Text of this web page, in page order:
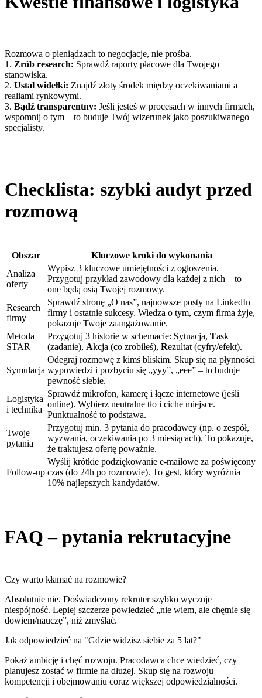
Rozmowa o pieniądzach to negocjacje, nie prośba.
1. Zrób research: Sprawdź raporty płacowe dla Twojego
stanowiska.
2. Ustal widełki: Znajdź złoty środek między oczekiwaniami a
realiami rynkowymi.
3. Bądź transparentny: Jeśli jesteś w procesach w innych firmach,
wspomnij o tym – to buduje Twój wizerunek jako poszukiwanego
specjalisty.
Checklista: szybki audyt przed
rozmową
Obszar
Kluczowe kroki do wykonania
Analiza
oferty
Wypisz 3 kluczowe umiejętności z ogłoszenia.
Przygotuj przykład zawodowy dla każdej z nich – to
one będą osią Twojej rozmowy.
Research
firmy
Sprawdź stronę „O nas”, najnowsze posty na LinkedIn
firmy i ostatnie sukcesy. Wiedza o tym, czym firma żyje,
pokazuje Twoje zaangażowanie.
Metoda
STAR
Przygotuj 3 historie w schemacie: Sytuacja, Task
(zadanie), Akcja (co zrobiłeś), Rezultat (cyfry/efekt).
Symulacja
Odegraj rozmowę z kimś bliskim. Skup się na płynności
wypowiedzi i pozbyciu się „yyy”, „eee” – to buduje
pewność siebie.
Logistyka
i technika
Sprawdź mikrofon, kamerę i łącze internetowe (jeśli
online). Wybierz neutralne tło i ciche miejsce.
Punktualność to podstawa.
Twoje
pytania
Przygotuj min. 3 pytania do pracodawcy (np. o zespół,
wyzwania, oczekiwania po 3 miesiącach). To pokazuje,
że traktujesz ofertę poważnie.
Follow-up
Wyślij krótkie podziękowanie e-mailowe za poświęcony
czas (do 24h po rozmowie). To gest, który wyróżnia
10% najlepszych kandydatów.
FAQ – pytania rekrutacyjne
Czy warto kłamać na rozmowie?
Absolutnie nie. Doświadczony rekruter szybko wyczuje
niespójność. Lepiej szczerze powiedzieć „nie wiem, ale chętnie się
dowiem/nauczę”, niż zmyślać.
Jak odpowiedzieć na "Gdzie widzisz siebie za 5 lat?"
Pokaż ambicję i chęć rozwoju. Pracodawca chce wiedzieć, czy
planujesz zostać w firmie na dłużej. Skup się na rozwoju
kompetencji i obejmowaniu coraz większej odpowiedzialności.